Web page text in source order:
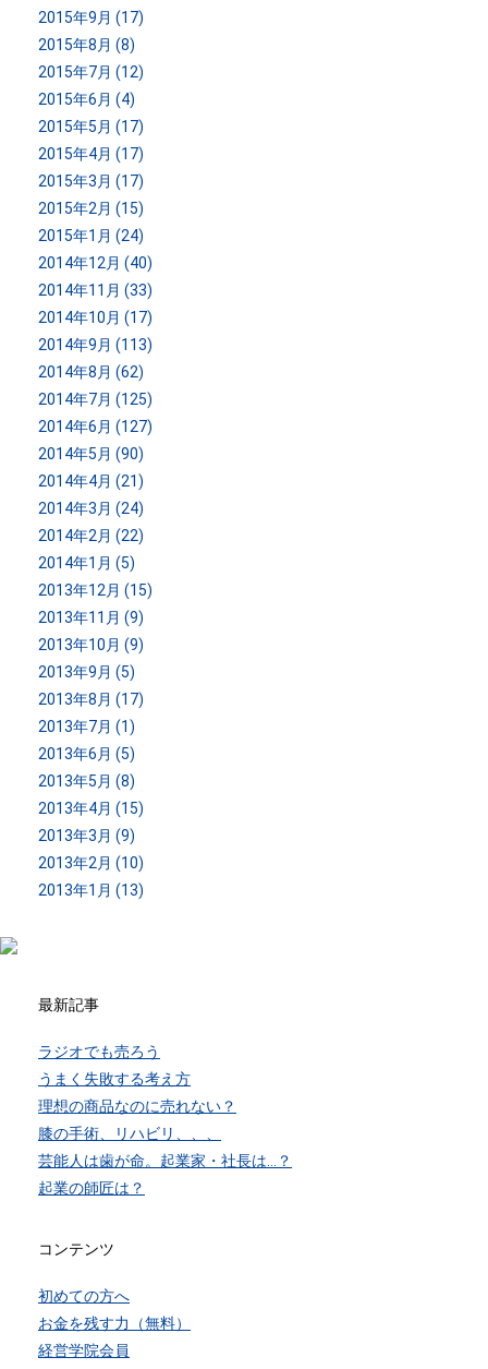
2015年9月 (17)
2015年8月 (8)
2015年7月 (12)
2015年6月 (4)
2015年5月 (17)
2015年4月 (17)
2015年3月 (17)
2015年2月 (15)
2015年1月 (24)
2014年12月 (40)
2014年11月 (33)
2014年10月 (17)
2014年9月 (113)
2014年8月 (62)
2014年7月 (125)
2014年6月 (127)
2014年5月 (90)
2014年4月 (21)
2014年3月 (24)
2014年2月 (22)
2014年1月 (5)
2013年12月 (15)
2013年11月 (9)
2013年10月 (9)
2013年9月 (5)
2013年8月 (17)
2013年7月 (1)
2013年6月 (5)
2013年5月 (8)
2013年4月 (15)
2013年3月 (9)
2013年2月 (10)
2013年1月 (13)
最新記事
ラジオでも売ろう
うまく失敗する考え方
理想の商品なのに売れない？
膝の手術、リハビリ、、、
芸能人は歯が命。起業家・社長は…？
起業の師匠は？
コンテンツ
初めての方へ
お金を残す力（無料）
経営学院会員